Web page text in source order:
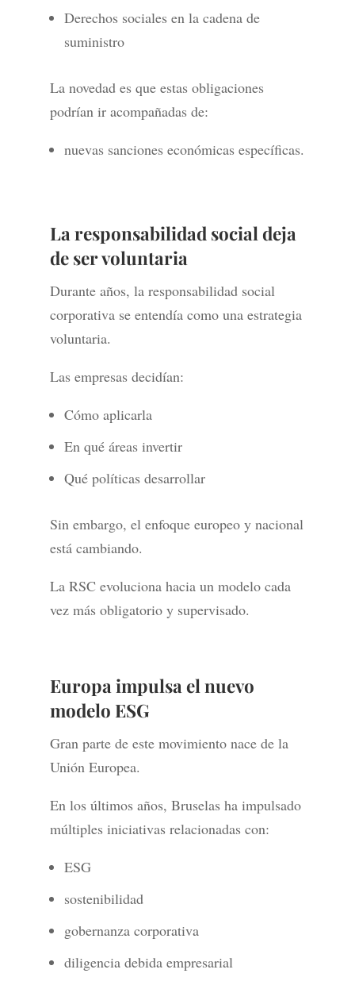
Derechos sociales en la cadena de
suministro
La novedad es que estas obligaciones
podrían ir acompañadas de:
nuevas sanciones económicas específicas.
La responsabilidad social deja
de ser voluntaria
Durante años, la responsabilidad social
corporativa se entendía como una estrategia
voluntaria.
Las empresas decidían:
Cómo aplicarla
En qué áreas invertir
Qué políticas desarrollar
Sin embargo, el enfoque europeo y nacional
está cambiando.
La RSC evoluciona hacia un modelo cada
vez más obligatorio y supervisado.
Europa impulsa el nuevo
modelo ESG
Gran parte de este movimiento nace de la
Unión Europea.
En los últimos años, Bruselas ha impulsado
múltiples iniciativas relacionadas con:
ESG
sostenibilidad
gobernanza corporativa
diligencia debida empresarial